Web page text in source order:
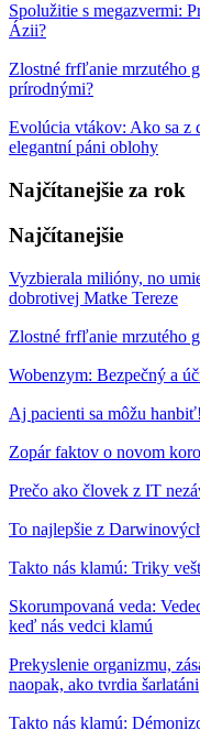
Spolužitie s megazvermi:
Ázii?
Zlostné frfľanie mrzutého
prírodnými?
Evolúcia vtákov: Ako sa z
elegantní páni oblohy
Najčítanejšie za rok
Najčítanejšie
Vyzbierala milióny, no
dobrotivej Matke Tereze
Zlostné frfľanie mrzutého
Wobenzym: Bezpečný a
Aj pacienti sa môžu hanbiť!
Zopár faktov o novom
Prečo ako človek z IT
To najlepšie z
Takto nás klamú: Triky
Skorumpovaná veda:
keď nás vedci klamú
Prekyslenie organizmu,
naopak, ako tvrdia šarlatáni
Takto nás klamú: